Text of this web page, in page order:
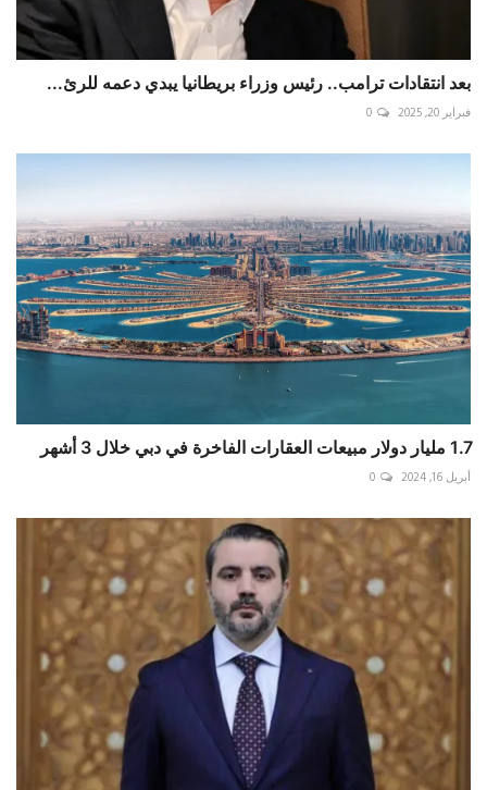
بعد انتقادات ترامب.. رئيس وزراء بريطانيا يبدي دعمه للرئ...
فبراير 20, 2025 0
1.7 مليار دولار مبيعات العقارات الفاخرة في دبي خلال 3 أشهر
أبريل 16, 2024 0